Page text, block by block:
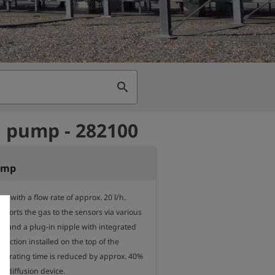
search
- 282100
with a flow rate of approx. 20 l/h.
the gas to the sensors via various
and a plug-in nipple with integrated
installed on the top of the
time is reduced by approx. 40%
diffusion device.